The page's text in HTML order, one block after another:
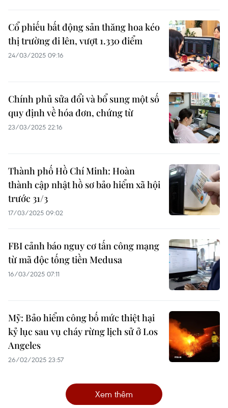
Cổ phiếu bất động sản thăng hoa kéo
thị trường đi lên, vượt 1.330 điểm
24/03/2025 09:16
Chính phủ sửa đổi và bổ sung một số
quy định về hóa đơn, chứng từ
23/03/2025 22:16
Thành phố Hồ Chí Minh: Hoàn
thành cập nhật hồ sơ bảo hiểm xã hội
trước 31/3
17/03/2025 09:02
FBI cảnh báo nguy cơ tấn công mạng
từ mã độc tống tiền Medusa
16/03/2025 07:11
Mỹ: Bảo hiểm công bố mức thiệt hại
kỷ lục sau vụ cháy rừng lịch sử ở Los
Angeles
26/02/2025 23:57
Xem thêm